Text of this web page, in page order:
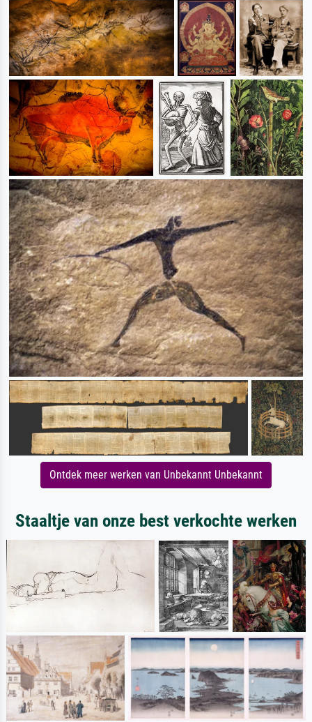
Ontdek meer werken van Unbekannt Unbekannt
Staaltje van onze best verkochte werken